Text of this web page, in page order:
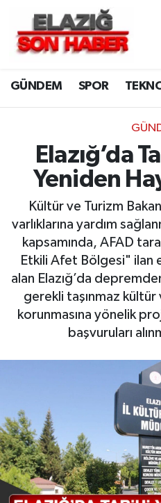
GÜNDEM SPOR
Elazığ’da
Yeniden
Kültür ve Turizm
varlıklarına yardım
kapsamında, AFAD
Etkili Afet Bölgesi" ilan
alan Elazığ’da
gerekli taşınmaz kültür
korunmasına yönelik
başvuruları
CANLI YAYIN
ASAYİŞ
BİLİM VE TEKNOLOJİ
DÜNYA
EKONOMİ
ELAZIĞ
GENEL
GÜNDEM
KÜLTÜR-SANAT
MAGAZİN
MEDYA
Merkez Hava Durumu
Merkez Trafik
Süper Lig Puan
Tüm Manşetler
Haber Arşivi